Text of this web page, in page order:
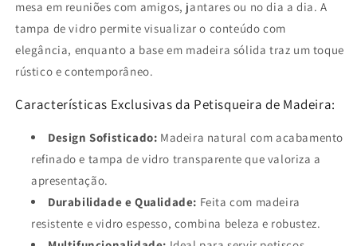
mesa em reuniões com amigos, jantares ou no dia a dia. A
tampa de vidro permite visualizar o conteúdo com
elegância, enquanto a base em madeira sólida traz um toque
rústico e contemporâneo.
Características Exclusivas da Petisqueira de Madeira:
Design Sofisticado: Madeira natural com acabamento
refinado e tampa de vidro transparente que valoriza a
apresentação.
Durabilidade e Qualidade: Feita com madeira
resistente e vidro espesso, combina beleza e robustez.